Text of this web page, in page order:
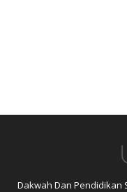
Dakwah Dan Pendidikan